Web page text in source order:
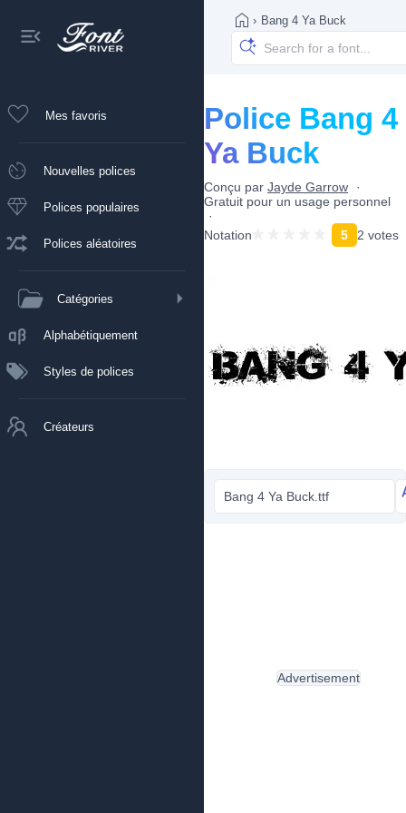
Mes favoris
Nouvelles polices
Polices populaires
Polices aléatoires
Catégories
Alphabétiquement
Styles de polices
Créateurs
› Bang 4 Ya Buck
Police Bang 4
Ya Buck
Conçu par Jayde Garrow
Gratuit pour un usage personnel
Notation 5 2 votes
Bang 4 Ya Buck.ttf
Advertisement